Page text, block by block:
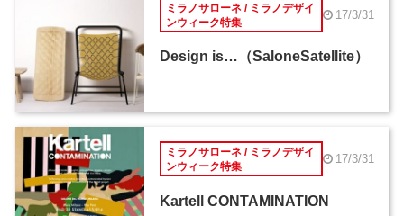
ミラノサローネ / ミラノデザイ
ンウィーク特集
17/3/31
Design is…（SaloneSatellite）
ミラノサローネ / ミラノデザイ
ンウィーク特集
17/3/31
Kartell CONTAMINATION